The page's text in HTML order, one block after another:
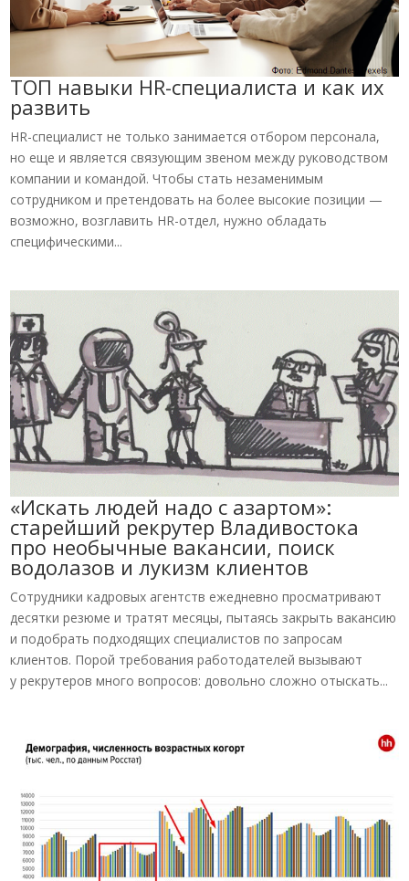
ТОП навыки HR-специалиста и как их
развить
HR-специалист не только занимается отбором персонала,
но еще и является связующим звеном между руководством
компании и командой. Чтобы стать незаменимым
сотрудником и претендовать на более высокие позиции —
возможно, возглавить HR-отдел, нужно обладать
специфическими...
«Искать людей надо с азартом»:
старейший рекрутер Владивостока
про необычные вакансии, поиск
водолазов и лукизм клиентов
Сотрудники кадровых агентств ежедневно просматривают
десятки резюме и тратят месяцы, пытаясь закрыть вакансию
и подобрать подходящих специалистов по запросам
клиентов. Порой требования работодателей вызывают
у рекрутеров много вопросов: довольно сложно отыскать...